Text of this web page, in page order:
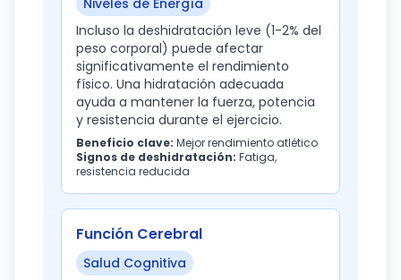
Niveles de Energía
Incluso la deshidratación leve (1-2% del
peso corporal) puede afectar
significativamente el rendimiento
físico. Una hidratación adecuada
ayuda a mantener la fuerza, potencia
y resistencia durante el ejercicio.
Beneficio clave: Mejor rendimiento atlético
Signos de deshidratación: Fatiga,
resistencia reducida
Función Cerebral
Salud Cognitiva